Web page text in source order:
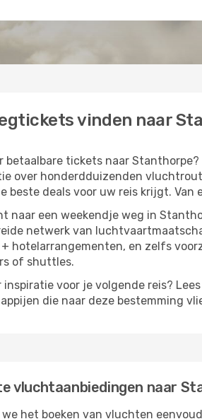
vinden naar
betaalbare tickets naar
over honderdduizenden
beste deals voor uw reis krijgt.
naar een weekendje weg in
netwerk van
hotelarrangementen, en zelfs
of shuttles.
inspiratie voor je volgende reis?
die naar deze bestemming
vluchtaanbiedingen naar
we het boeken van vluchten